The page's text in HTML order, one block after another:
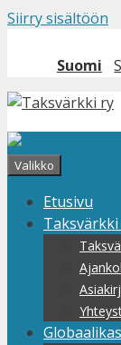
Siirry sisältöön
Suomi
Valikko
Etusivu